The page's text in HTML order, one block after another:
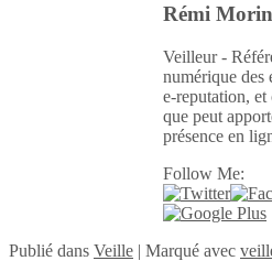
Rémi Morin
Veilleur -
numérique des
e-reputation, et
que peut
présence en
Follow Me:
Publié dans Veille | Marqué avec